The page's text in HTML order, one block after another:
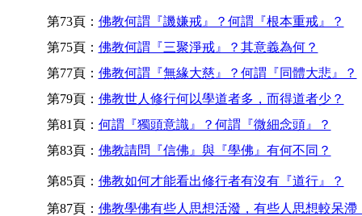
第73頁： 佛教何謂『譏嫌戒』？何謂『根本重戒』？
第75頁： 佛教何謂『三聚淨戒』？其意義為何？
第77頁： 佛教何謂『無緣大慈』？何謂『同體大悲』？
第79頁： 佛教世人修行何以學道者多，而得道者少？
第81頁： 何謂『獨頭意識』？何謂『微細念頭』？
第83頁： 佛教請問『信佛』與『學佛』有何不同？
第85頁： 佛教如何才能看出修行者有沒有『道行』？
第87頁： 佛教學佛有些人思想活潑，有些人思想較呆滯